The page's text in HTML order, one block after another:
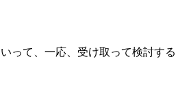
って、一応、受け取って検討する